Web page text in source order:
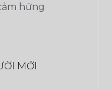
hứng
MỚI